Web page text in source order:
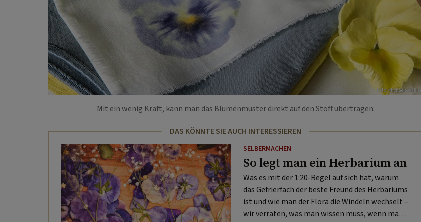
Foto: Michaela Gabler
Mit ein wenig Kraft, kann man das Blumenmuster direkt auf den Stoff übertragen.
DAS KÖNNTE SIE AUCH INTERESSIEREN
SELBERMACHEN
So legt man ein Herbarium an
Was es mit der 1:20-Regel auf sich hat, warum
das Gefrierfach der beste Freund des Herbariums
ist und wie man der Flora die Windeln wechselt –
wir verraten, was man wissen muss, wenn man